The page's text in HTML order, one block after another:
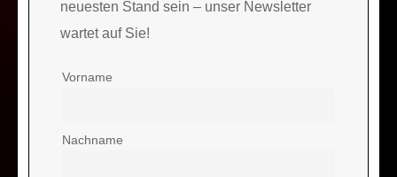
neuesten Stand sein – unser Newsletter
wartet auf Sie!
Vorname
Nachname